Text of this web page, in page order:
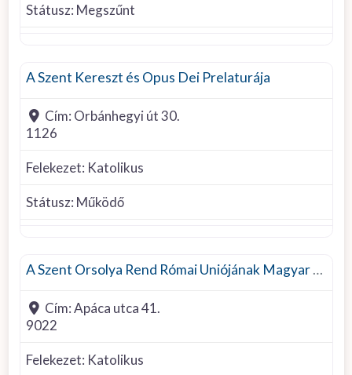
Státusz: Megszűnt
A Szent Kereszt és Opus Dei Prelaturája
Cím: Orbánhegyi út 30.
1126
Felekezet: Katolikus
Státusz: Működő
A Szent Orsolya Rend Római Uniójának Magyar Orsolyita Közössége
Cím:Apáca utca 41.
9022
Felekezet: Katolikus